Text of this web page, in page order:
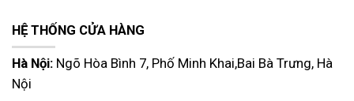
HỆ THỐNG CỬA HÀNG
Hà Nội: Ngõ Hòa Bình 7, Phố Minh Khai,Bai Bà Trưng, Hà
Nội